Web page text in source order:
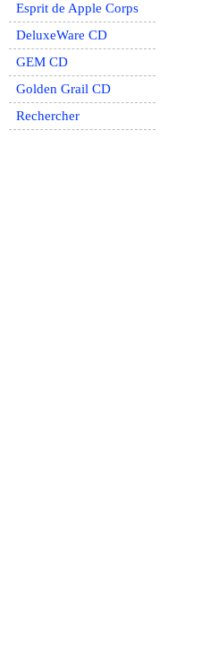
Esprit de Apple Corps
DeluxeWare CD
GEM CD
Golden Grail CD
Rechercher